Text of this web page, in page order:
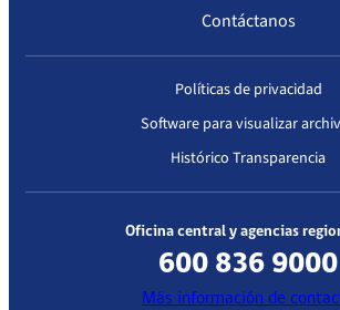
Contáctanos
Políticas de privacidad
Software para visualizar
Histórico Transparencia
Oficina central y agencias
600 836 9000
Más información de